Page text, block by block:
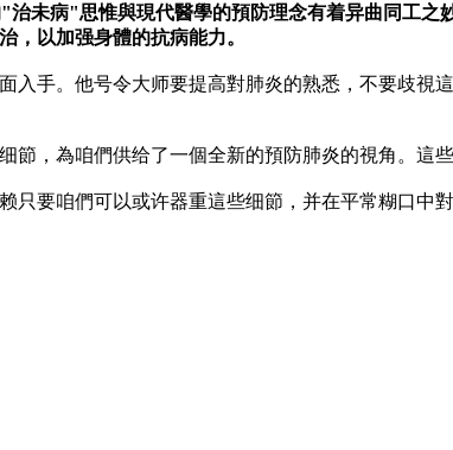
未病"思惟與現代醫學的預防理念有着异曲同工之
，以加强身體的抗病能力。
入手。他号令大师要提高對肺炎的熟悉，不要歧視
，為咱們供给了一個全新的預防肺炎的視角。這
要咱們可以或许器重這些细節，并在平常糊口中